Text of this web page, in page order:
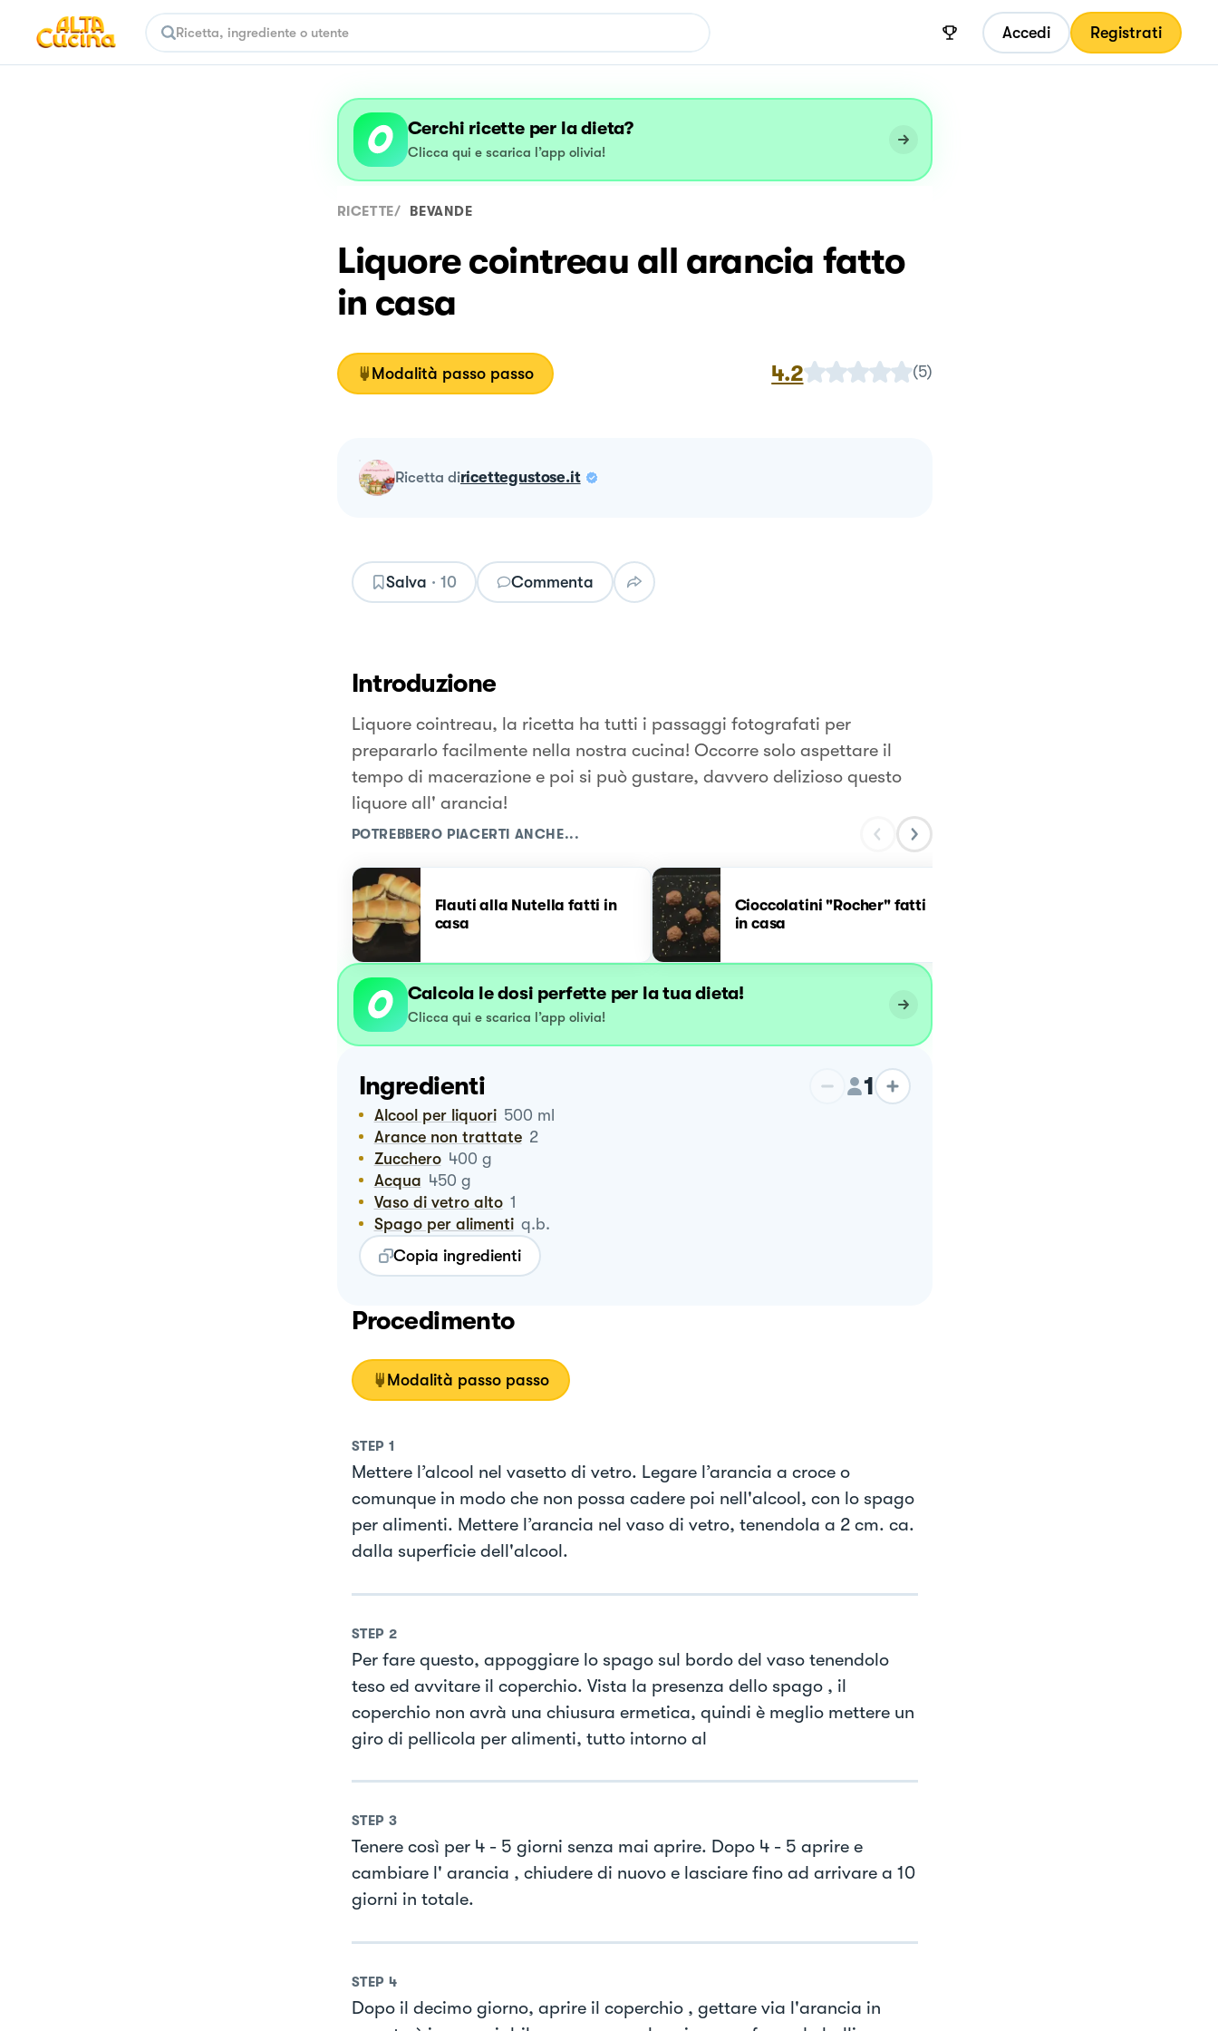
Accedi Registrati
Cerchi ricette per la dieta?
Clicca qui e scarica l’app olivia!
RICETTE/ BEVANDE
Liquore cointreau all arancia fatto
in casa
Modalità passo passo 4.2 (5)
ricetta diricettegustose.it
Salva · 10 Commenta
Introduzione
Liquore cointreau, la ricetta ha tutti i passaggi fotografati per
prepararlo facilmente nella nostra cucina! Occorre solo aspettare il
tempo di macerazione e poi si può gustare, davvero delizioso questo
liquore all' arancia!
POTREBBERO PIACERTI ANCHE...
Flauti alla Nutella fatti in
casa
Cioccolatini "Rocher" fatti
in casa
Calcola le dosi perfette per la tua dieta!
Clicca qui e scarica l’app olivia!
Ingredienti 1
Alcool per liquori 500 ml
Arance non trattate 2
Zucchero 400 g
Acqua 450 g
Vaso di vetro alto 1
Spago per alimenti q.b.
Copia ingredienti
Procedimento
Modalità passo passo
STEP 1
Mettere l’alcool nel vasetto di vetro. Legare l’arancia a croce o
comunque in modo che non possa cadere poi nell'alcool, con lo spago
per alimenti. Mettere l’arancia nel vaso di vetro, tenendola a 2 cm. ca.
dalla superficie dell'alcool.
STEP 2
Per fare questo, appoggiare lo spago sul bordo del vaso tenendolo
teso ed avvitare il coperchio. Vista la presenza dello spago , il
coperchio non avrà una chiusura ermetica, quindi è meglio mettere un
giro di pellicola per alimenti, tutto intorno al
STEP 3
Tenere così per 4 - 5 giorni senza mai aprire. Dopo 4 - 5 aprire e
cambiare l' arancia , chiudere di nuovo e lasciare fino ad arrivare a 10
giorni in totale.
STEP 4
Dopo il decimo giorno, aprire il coperchio , gettare via l'arancia in